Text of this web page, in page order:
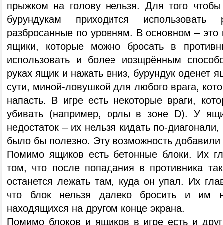
прыжком на голову нельзя. Для того
бурундукам приходится использовать
разбросанные по уровням. В основном –
ящики, которые можно бросать в
использовать и более иозщрённым
руках ящик и нажать вниз, бурундук оденет
сути, миной-ловушкой для любого врага,
напасть. В игре есть некоторые враги,
убивать (например, орлы в зоне D). У
недостаток – их нельзя кидать по-
было бы полезно. Эту возможность добавили
Помимо ящиков есть бетонные блоки. Их
том, что после попадания в противника
останется лежать там, куда он упал. Их
что блок нельзя далеко бросить и им
находящихся на другом конце экрана.
Помимо блоков и ящиков в игре есть и